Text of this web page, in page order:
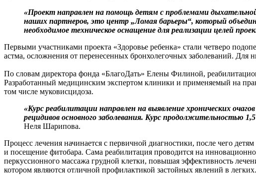
«Проект направлен на помощь детям с проблемами
наших партнеров, это центр „Ломая барьеры“, который
необходимое техническое оснащение для реализации целей
Первыми участниками проекта «Здоровье ребенка» стали четверо
астма, осложнения от перенесенных бронхолегочных заболеваний. Для
По словам директора фонда «БлагоДать» Елены Филиной,
Разработанный медицинским экспертом клиники и применяемый на
том числе муковисцидоза.
«Курс реабилитации направлен на выявление хронических
рецидивов основного заболевания. Курс продолжительностью
Неля Шарипова.
Процесс лечения начинается с первичной диагностики, после чего
и посещение фитобара. Сама реабилитация проводится на
перкуссионного массажа грудной клетки, повышая эффективность
котором являются отличной профилактикой застойных явлений в легких.